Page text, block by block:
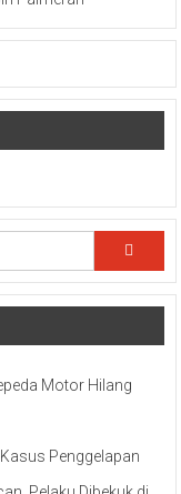
Motor Hilang
Penggelapan